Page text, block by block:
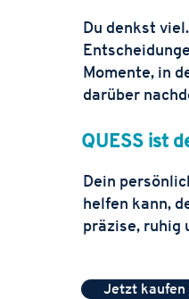
Du denkst
Momente, in
darüber
QUESS ist
Dein
helfen kann,
präzise, ruhig
Jetzt kaufen